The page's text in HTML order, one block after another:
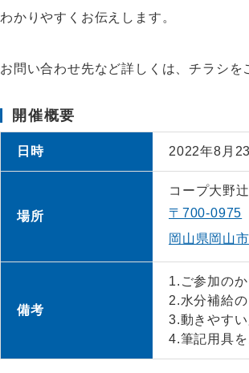
わかりやすくお伝えします。
お問い合わせ先など詳しくは、チラシを
開催概要
日時 2022年8月
場所
コープ大野
〒700-0975
岡山県岡山
備考
1.ご参加の
2.水分補給
3.動きやす
4.筆記用具を